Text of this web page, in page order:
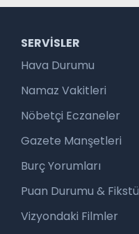
SERVISLER
Hava Durumu
Namaz Vakitleri
Nöbetçi Eczaneler
Gazete Manşetleri
Burç Yorumları
Puan Durumu &
Vizyondaki Filmler